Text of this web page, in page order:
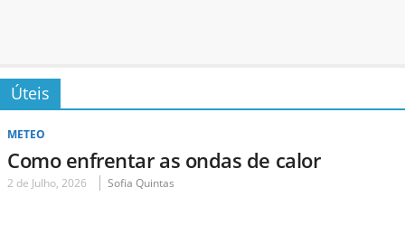
Úteis
METEO
Como enfrentar as ondas de calor
2 de Julho, 2026 Sofia Quintas